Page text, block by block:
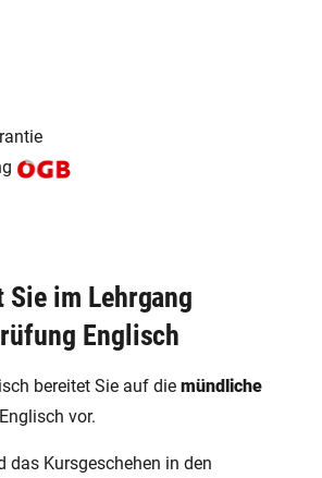
Sie im Lehrgang
Englisch
bereitet Sie auf die mündliche
vor.
das Kursgeschehen in den